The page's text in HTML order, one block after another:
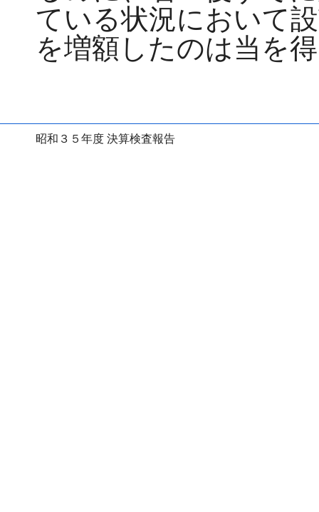
ている状況において
を増額したのは当を
昭和３５年度 決算検査報告